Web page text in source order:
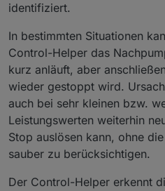
identifiziert.
In bestimmten Situationen
Control-Helper das
kurz anläuft, aber
wieder gestoppt wird.
auch bei sehr kleinen bzw.
Leistungswerten weiterhin
Stop auslösen kann, ohne
sauber zu berücksichtigen.
Der Control-Helper erkennt